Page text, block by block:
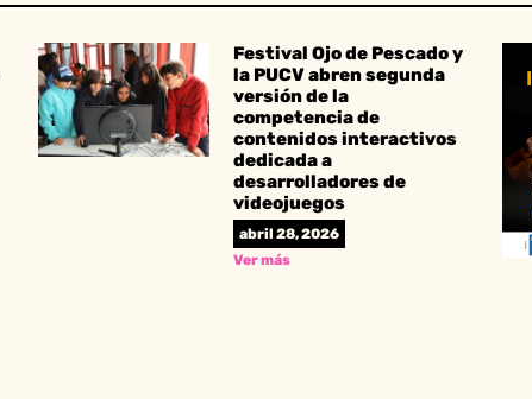
Festival Ojo de Pescado y
la PUCV abren segunda
versión de la
competencia de
contenidos interactivos
dedicada a
desarrolladores de
videojuegos
abril 28, 2026
Ver más